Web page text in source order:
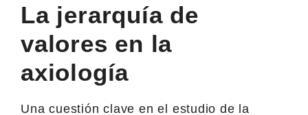
La jerarquía de
valores en la
axiología
Una cuestión clave en el estudio de la